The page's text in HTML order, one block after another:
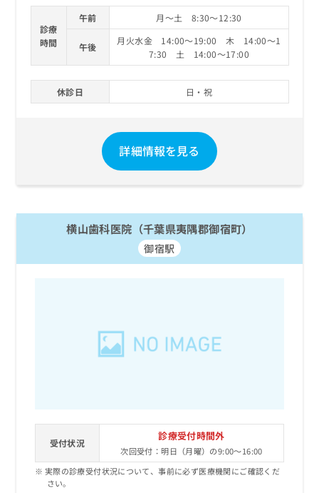
診療
時間
午前 月～土 8:30～12:30
午後
月火水金 14:00～19:00 木 14:00～1
7:30 土 14:00～17:00
休診日 日・祝
詳細情報を見る
横山歯科医院（千葉県夷隅郡御宿町）
御宿駅
受付状況
診療受付時間外
次回受付：明日（月曜）の9:00～16:00
実際の診療受付状況について、事前に必ず医療機関にご確認くだ
さい。